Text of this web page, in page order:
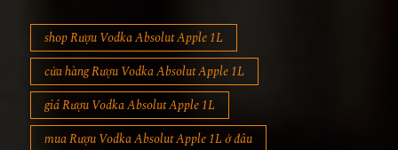
shop Rượu Vodka Absolut Apple 1L
cửa hàng Rượu Vodka Absolut Apple 1L
giá Rượu Vodka Absolut Apple 1L
mua Rượu Vodka Absolut Apple 1L ở đâu